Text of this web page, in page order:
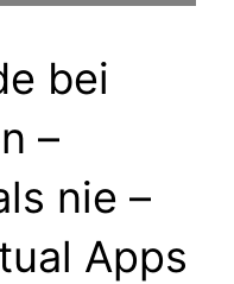
bei
–
nie –
Apps